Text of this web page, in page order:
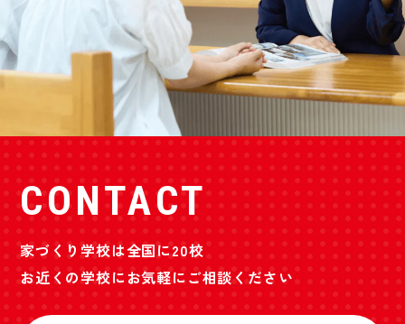
CONTACT
家づくり学校は全国に20校
お近くの学校にお気軽にご相談ください